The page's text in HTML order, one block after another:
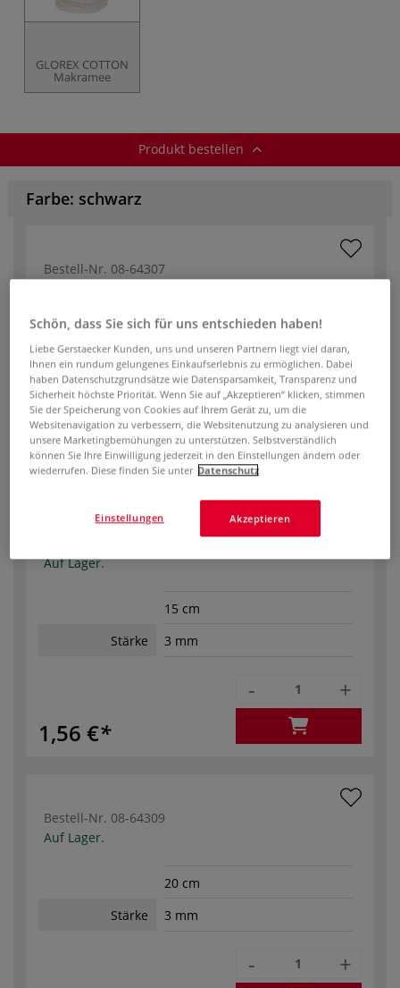
GLOREX COTTON
Makramee
Produkt bestellen
Farbe: schwarz
Bestell-Nr. 08-64307
10 cm
Stärke
3 mm
1,41 €
-
Auf Lager.
15 cm
Stärke
3 mm
1,56 €
- +
Bestell-Nr. 08-64309
Auf Lager.
20 cm
Stärke
3 mm
- +
Schön, dass Sie sich für uns entschieden haben!
Liebe Gerstaecker Kunden, uns und unseren Partnern liegt viel daran,
Ihnen ein rundum gelungenes Einkaufserlebnis zu ermöglichen. Dabei
haben Datenschutzgrundsätze wie Datensparsamkeit, Transparenz und
Sicherheit höchste Priorität. Wenn Sie auf „Akzeptieren“ klicken, stimmen
Sie der Speicherung von Cookies auf Ihrem Gerät zu, um die
Websitenavigation zu verbessern, die Websitenutzung zu analysieren und
unsere Marketingbemühungen zu unterstützen. Selbstverständlich
können Sie Ihre Einwilligung jederzeit in den Einstellungen ändern oder
wiederrufen. Diese finden Sie unter Datenschutz
Akzeptieren
Einstellungen